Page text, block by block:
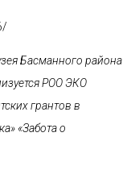
Басманного района
РОО ЭКО
грантов в
«Забота о